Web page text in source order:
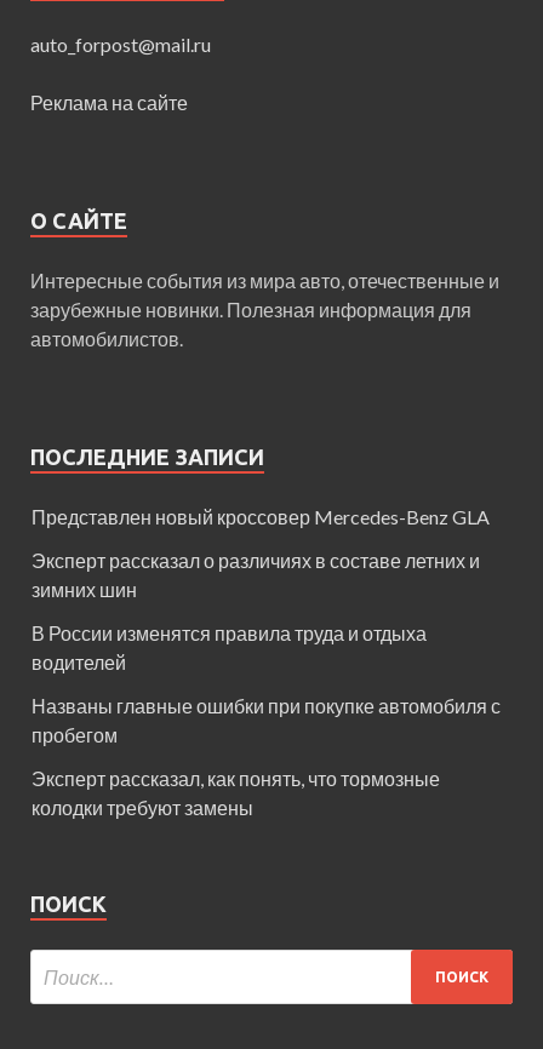
auto_forpost@mail.ru
Реклама на сайте
О САЙТЕ
Интересные события из мира авто, отечественные и
зарубежные новинки. Полезная информация для
автомобилистов.
ПОСЛЕДНИЕ ЗАПИСИ
Представлен новый кроссовер Mercedes-Benz GLA
Эксперт рассказал о различиях в составе летних и
зимних шин
В России изменятся правила труда и отдыха
водителей
Названы главные ошибки при покупке автомобиля с
пробегом
Эксперт рассказал, как понять, что тормозные
колодки требуют замены
ПОИСК